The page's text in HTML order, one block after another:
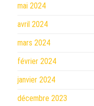
mai 2024
avril 2024
mars 2024
février 2024
janvier 2024
décembre 2023